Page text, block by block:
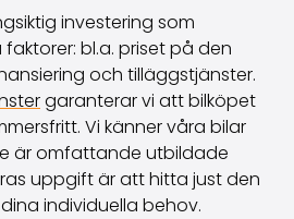
investering som
bl.a. priset på den
och tilläggstjänster.
garanterar vi att bilköpet
Vi känner våra bilar
är omfattande utbildade
uppgift är att hitta just den
individuella behov.